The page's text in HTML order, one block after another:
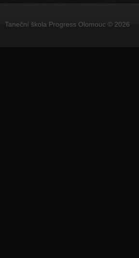
Taneční škola Progress Olomouc © 2026